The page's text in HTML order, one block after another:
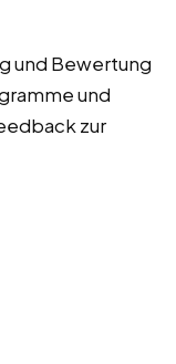
und Bewertung
und
zur